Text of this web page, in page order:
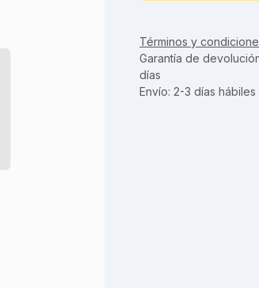
Términos y
Garantía de
días
Envío: 2-3 días hábiles